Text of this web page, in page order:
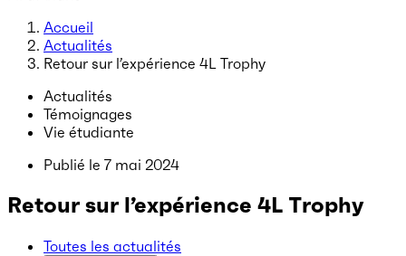
Accueil
Actualités
Retour sur l’expérience 4L Trophy
Actualités
Témoignages
Vie étudiante
Publié le 7 mai 2024
Retour sur l’expérience 4L Trophy
Toutes les actualités